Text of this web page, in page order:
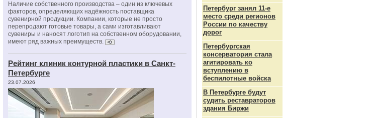
Наличие собственного производства – один из ключевых
факторов, определяющих надёжность поставщика
сувенирной продукции. Компании, которые не просто
перепродают готовые товары, а сами изготавливают
сувениры и наносят логотип на собственном оборудовании,
имеют ряд важных преимуществ.
Рейтинг клиник контурной пластики в Санкт-
Петербурге
23.07.2026
Петербург занял 11-е
место среди регионов
России по качеству
дорог
Петербургская
консерватория стала
агитировать ко
вступлению в
беспилотные войска
В Петербурге будут
судить реставраторов
здания Биржи